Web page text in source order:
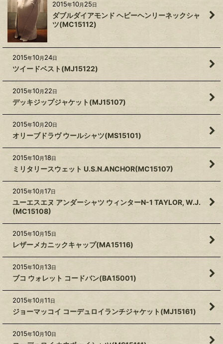
2015年10月 25日
ダブルダイアモンド ヘビーヘンリーネックシャ
ツ(MC15112)
2015年10月 24日
ツイードベスト(MJ15122)
2015年10月 22日
デッキジップジャケット(MJ15107)
2015年10月 20日
オリーブドラヴ ウールシャツ(MS15101)
2015年10月18日
ミリタリースウェット U.S.N.ANCHOR(MC15107)
2015年10月17日
ユーエスエヌ アンダーシャツ ウィンターN-1 TAYLOR, W.J.
(MC15108)
2015年10月15日
レザーメカニックキャップ(MA15116)
2015年10月13日
ブコ ウォレット コードバン(BA15001)
2015年10月11日
ジョーマッコイ コーデュロイランチジャケット(MJ15161)
2015年10月10日